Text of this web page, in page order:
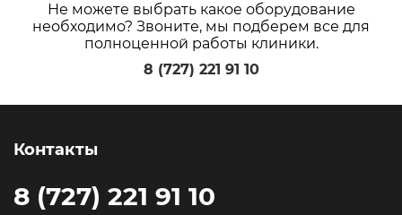
Не можете выбрать какое оборудование
необходимо? Звоните, мы подберем все для
полноценной работы клиники.
8 (727) 221 91 10
Контакты
8 (727) 221 91 10